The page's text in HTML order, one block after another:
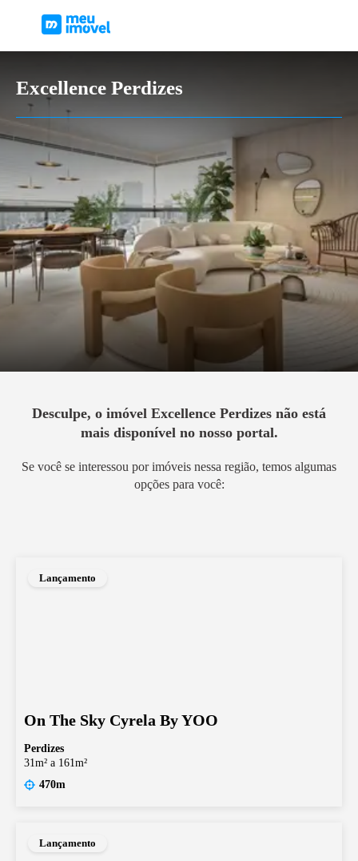
Excellence Perdizes
Desculpe, o imóvel Excellence Perdizes não está
mais disponível no nosso portal.
Se você se interessou por imóveis nessa região, temos algumas
opções para você:
Lançamento
On The Sky Cyrela By YOO
Perdizes
31m² a 161m²
470m
Lançamento